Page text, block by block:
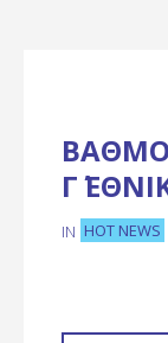
Γ΄
IN HOT NEWS